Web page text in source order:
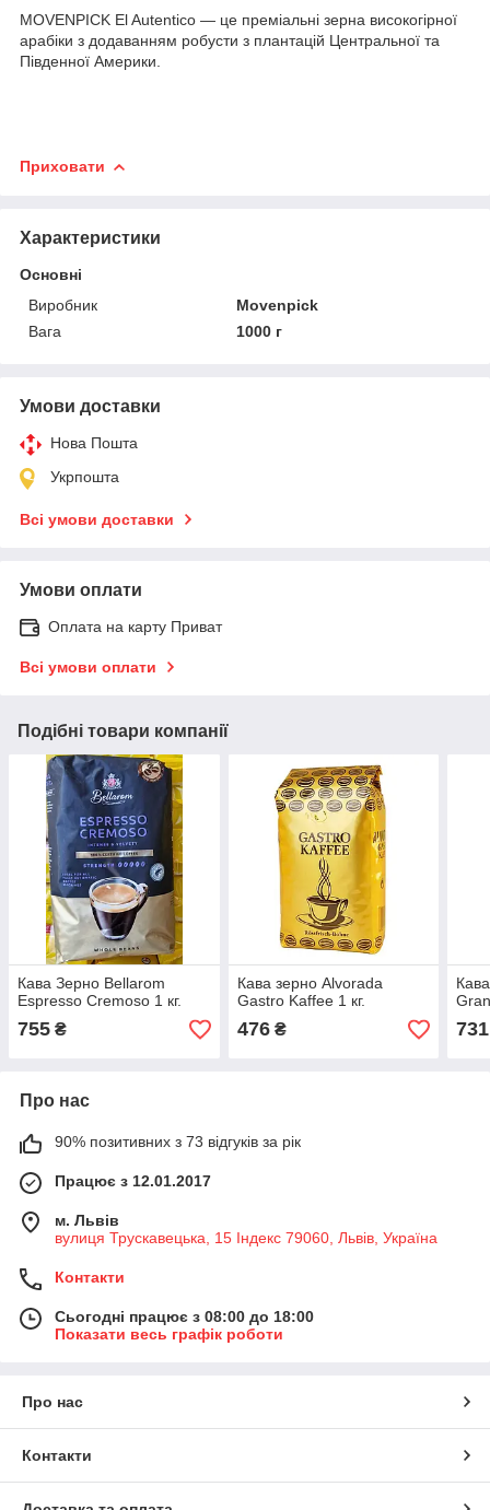
MOVENPICK El Autentico — це преміальні зерна високогірної
арабіки з додаванням робусти з плантацій Центральної та
Південної Америки.
Приховати
Характеристики
Основні
Виробник
Movenpick
Вага
1000 г
Умови доставки
Нова Пошта
Укрпошта
Всі умови доставки
Умови оплати
Оплата на карту Приват
Всі умови оплати
Подібні товари компанії
Кава Зерно Bellarom
Espresso Cremoso 1 кг.
755 ₴
Кава зерно Alvorada
Gastro Kaffee 1 кг.
476₴ 731
Про нас
90% позитивних з 73 відгуків за рік
Працює з 12.01.2017
м. Львів
вулиця Трускавецька, 15 Індекс 79060, Львів, Україна
Контакти
Сьогодні працює з 08:00 до 18:00
Показати весь графік роботи
Про нас
Контакти